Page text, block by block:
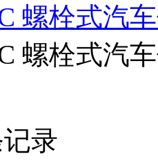
螺栓式汽
螺栓式汽
录